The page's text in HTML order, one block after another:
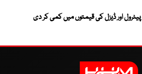
اور ڈیزل کی قیمتوں میں کمی کر دی